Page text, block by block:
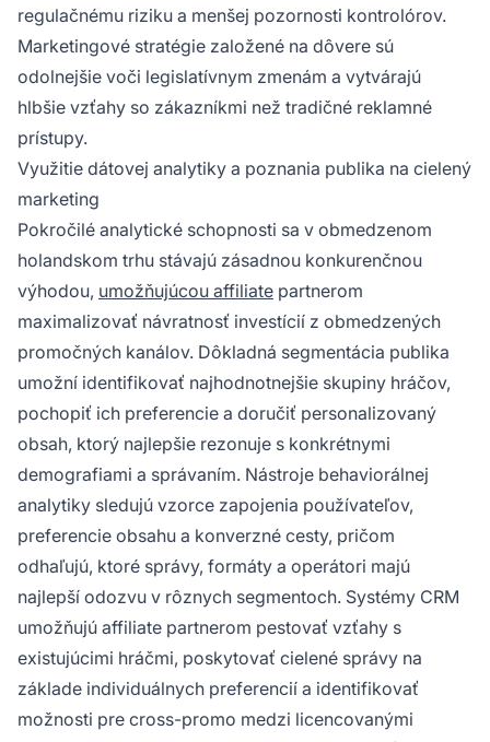
regulačnému riziku a menšej pozornosti kontrolórov.
Marketingové stratégie založené na dôvere sú
odolnejšie voči legislatívnym zmenám a vytvárajú
hlbšie vzťahy so zákazníkmi než tradičné reklamné
prístupy.
Využitie dátovej analytiky a poznania publika na cielený
marketing
Pokročilé analytické schopnosti sa v obmedzenom
holandskom trhu stávajú zásadnou konkurenčnou
výhodou, umožňujúcou affiliate partnerom
maximalizovať návratnosť investícií z obmedzených
promočných kanálov. Dôkladná segmentácia publika
umožní identifikovať najhodnotnejšie skupiny hráčov,
pochopiť ich preferencie a doručiť personalizovaný
obsah, ktorý najlepšie rezonuje s konkrétnymi
demografiami a správaním. Nástroje behaviorálnej
analytiky sledujú vzorce zapojenia používateľov,
preferencie obsahu a konverzné cesty, pričom
odhaľujú, ktoré správy, formáty a operátori majú
najlepší odozvu v rôznych segmentoch. Systémy CRM
umožňujú affiliate partnerom pestovať vzťahy s
existujúcimi hráčmi, poskytovať cielené správy na
základe individuálnych preferencií a identifikovať
možnosti pre cross-promo medzi licencovanými